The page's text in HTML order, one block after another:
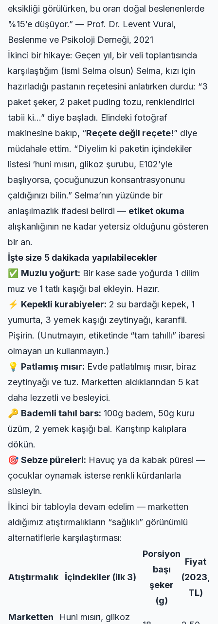
eksikliği görülürken, bu oran doğal beslenenlerde
%15’e düşüyor.” — Prof. Dr. Levent Vural,
Beslenme ve Psikoloji Derneği, 2021
İkinci bir hikaye: Geçen yıl, bir veli toplantısında
karşılaştığım (ismi Selma olsun) Selma, kızı için
hazırladığı pastanın reçetesini anlatırken durdu: “3
paket şeker, 2 paket puding tozu, renklendirici
tabii ki…” diye başladı. Elindeki fotoğraf
makinesine bakıp, “Reçete değil reçete!” diye
müdahale ettim. “Diyelim ki paketin içindekiler
listesi ‘huni mısırı, glikoz şurubu, E102’yle
başlıyorsa, çocuğunuzun konsantrasyonunu
çaldığınızı bilin.” Selma’nın yüzünde bir
anlaşılmazlık ifadesi belirdi — etiket okuma
alışkanlığının ne kadar yetersiz olduğunu gösteren
bir an.
İşte size 5 dakikada yapılabilecekler
✅ Muzlu yoğurt: Bir kase sade yoğurda 1 dilim
muz ve 1 tatlı kaşığı bal ekleyin. Hazır.
⚡ Kepekli kurabiyeler: 2 su bardağı kepek, 1
yumurta, 3 yemek kaşığı zeytinyağı, karanfil.
Pişirin. (Unutmayın, etiketinde “tam tahıllı” ibaresi
olmayan un kullanmayın.)
💡 Patlamış mısır: Evde patlatılmış mısır, biraz
zeytinyağı ve tuz. Marketten aldıklarından 5 kat
daha lezzetli ve besleyici.
🔑 Bademli tahıl bars: 100g badem, 50g kuru
üzüm, 2 yemek kaşığı bal. Karıştırıp kalıplara
dökün.
🎯 Sebze püreleri: Havuç ya da kabak püresi —
çocuklar oynamak isterse renkli kürdanlarla
süsleyin.
İkinci bir tabloyla devam edelim — marketten
aldığımız atıştırmalıkların “sağlıklı” görünümlü
alternatiflerle karşılaştırması:
Atıştırmalık İçindekiler (ilk 3)
Porsiyon
başı
şeker
(g)
Fiyat
(2023,
TL)
Marketten Huni mısırı, glikoz